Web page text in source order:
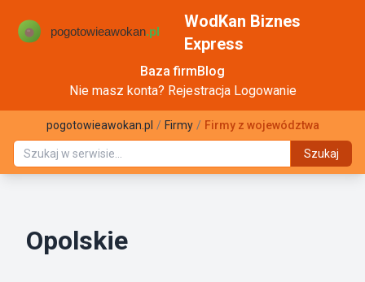
WodKan Biznes
Express
Baza firmBlog
Nie masz konta? Rejestracja Logowanie
pogotowieawokan.pl / Firmy / Firmy z województwa
Szukaj
Opolskie